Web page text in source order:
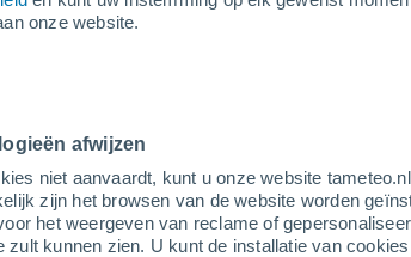
onze website.
afwijzen
niet aanvaardt, kunt u onze website
zijn het browsen van de website worden
het weergeven van reclame of
zult kunnen zien. U kunt de installatie van
het weer per uur in Kronenberg
TEMPERATUUR
12 15 18 21 00 03 06 09 12 15 18